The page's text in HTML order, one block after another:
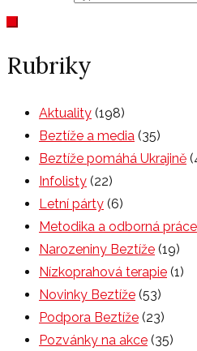
Rubriky
Aktuality (198)
Beztíže a media (35)
Beztíže pomáhá Ukrajině
Infolisty (22)
Letní párty (6)
Metodika a odborná práce
Narozeniny Beztíže (19)
Nízkoprahová terapie (1)
Novinky Beztíže (53)
Podpora Beztíže (23)
Pozvánky na akce (35)